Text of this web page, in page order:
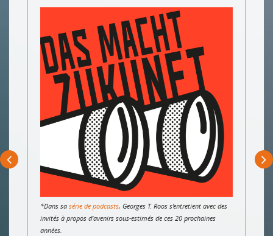
*Dans sa série de podcasts, Georges T. Roos s’entretient avec des
invités à propos d’avenirs sous-estimés de ces 20 prochaines
années.